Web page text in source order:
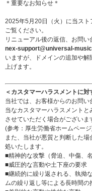
＊重要なお知らせ＊
2025年5月20日（火）に当ス
ご覧ください。
リニューアル後の返信、お問
nex-support@universal-
いますが、ドメインの追加や
上げます。
＜カスタマーハラスメントに対
当社では、お客様からのお問
当なカスタマーハラスメント
させていただく場合がございま
(参考： 厚生労働省ホームページ
また、当社が悪質と判断した
処いたします。
■精神的な攻撃（脅迫、中傷、
■威圧的な言動や土下座の要求
■継続的に繰り返される、執拗
ムの繰り返し等による長時間の